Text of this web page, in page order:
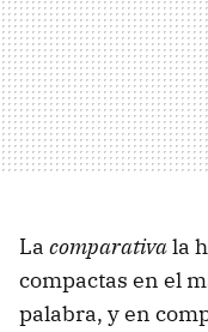
La comparativala
compactas en el
palabra, y en